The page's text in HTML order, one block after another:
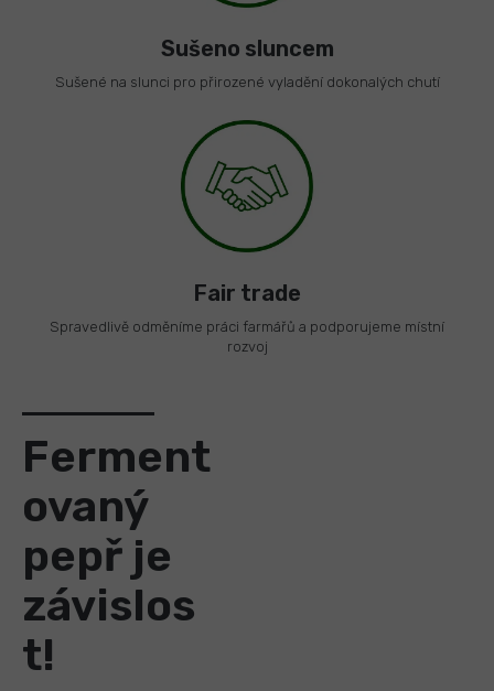
Sušeno sluncem
Sušené na slunci pro přirozené vyladění dokonalých chutí
Fair trade
Spravedlivě odměníme práci farmářů a podporujeme místní
rozvoj
Ferment
ovaný
pepř je
závislos
t!